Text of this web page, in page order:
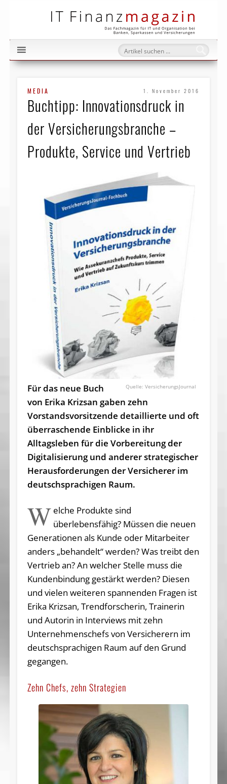
MEDIA 1. November 2016
Buchtipp: Innovationsdruck in
der Versicherungsbranche –
Produkte, Service und Vertrieb
VersicherungsJournal
Für das neue Buch
von Erika Krizsan gaben zehn
Vorstandsvorsitzende detaillierte und oft
über­raschende Einblicke in ihr
Alltagsleben für die Vorbereitung der
Digitalisierung und anderer strategischer
Herausforderungen der Versicherer im
deutschsprachigen Raum.
W elche Produkte sind
überlebensfähig? Müssen die neuen
Generationen als Kunde oder Mitarbeiter
anders „behandelt“ werden? Was treibt den
Vertrieb an? An welcher Stelle muss die
Kundenbindung gestärkt werden? Diesen
und vielen weiteren spannenden Fragen ist
Erika Krizsan, Trendforscherin, Trainerin
und Autorin in Interviews mit zehn
Unternehmenschefs von Versicherern im
deutschsprachigen Raum auf den Grund
gegangen.
Zehn Chefs, zehn Strategien